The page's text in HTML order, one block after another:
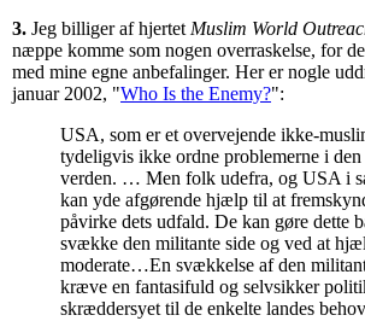
3. Jeg billiger af hjertet Muslim World
næppe komme som nogen overraskelse, for
med mine egne anbefalinger. Her er nogle
januar 2002, "Who Is the Enemy?":
USA, som er et overvejende ikke-
tydeligvis ikke ordne problemerne i
verden. … Men folk udefra, og USA i
kan yde afgørende hjælp til at
påvirke dets udfald. De kan gøre dette
svække den militante side og ved at
moderate…En svækkelse af den
kræve en fantasifuld og selvsikker
skræddersyet til de enkelte landes